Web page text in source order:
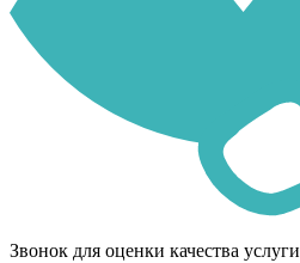
Звонок для оценки качества услуги